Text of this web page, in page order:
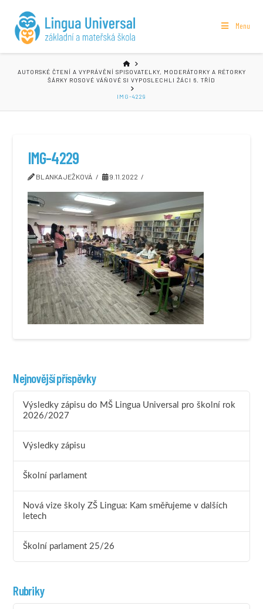
Menu
HOME
AUTORSKÉ ČTENÍ A VYPRÁVĚNÍ SPISOVATELKY, MODERÁTORKY A RÉTORKY
ŠÁRKY ROSOVÉ VÁŇOVÉ SI VYPOSLECHLI ŽÁCI 6. TŘÍD
IMG-4229
IMG-4229
BLANKA JEŽKOVÁ 9.11.2022
Nejnovější příspěvky
Výsledky zápisu do MŠ Lingua Universal pro školní rok
2026/2027
Výsledky zápisu
Školní parlament
Nová vize školy ZŠ Lingua: Kam směřujeme v dalších
letech
Školní parlament 25/26
Rubriky